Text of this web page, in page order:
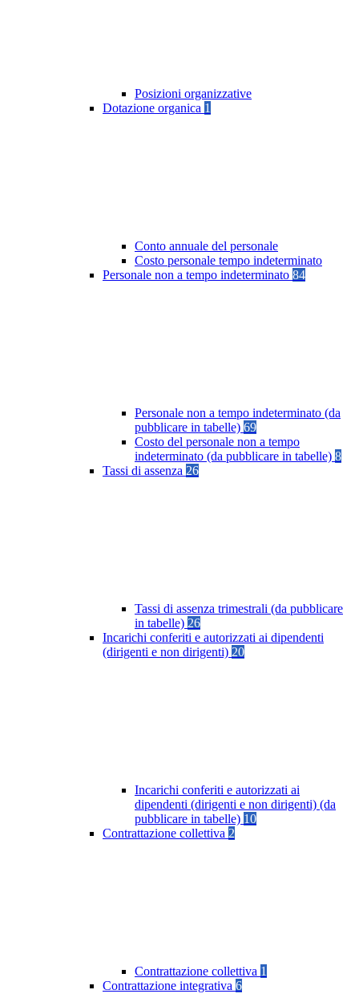
Posizioni organizzative
Dotazione organica 1
Conto annuale del personale
Costo personale tempo indeterminato
Personale non a tempo indeterminato 84
Personale non a tempo indeterminato (da
pubblicare in tabelle) 69
Costo del personale non a tempo
indeterminato (da pubblicare in tabelle) 8
Tassi di assenza 26
Tassi di assenza trimestrali (da pubblicare
in tabelle) 26
Incarichi conferiti e autorizzati ai dipendenti
(dirigenti e non dirigenti) 20
Incarichi conferiti e autorizzati ai
dipendenti (dirigenti e non dirigenti) (da
pubblicare in tabelle) 10
Contrattazione collettiva 2
Contrattazione collettiva 1
Contrattazione integrativa 6